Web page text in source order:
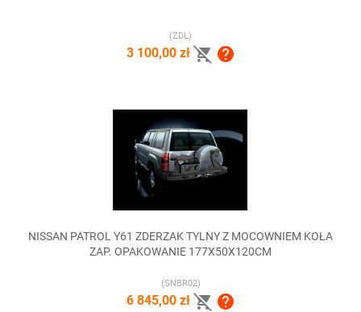
(ZDL)
3 100,00 zł  
NISSAN PATROL Y61 ZDERZAK TYLNY Z MOCOWNIEM KOŁA
ZAP. OPAKOWANIE 177X50X120CM
(SNBR02)
6 845,00 zł  